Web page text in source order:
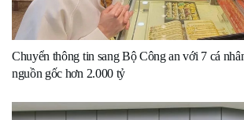
Chuyển thông tin sang Bộ Công an với 7 cá
nguồn gốc hơn 2.000 tỷ